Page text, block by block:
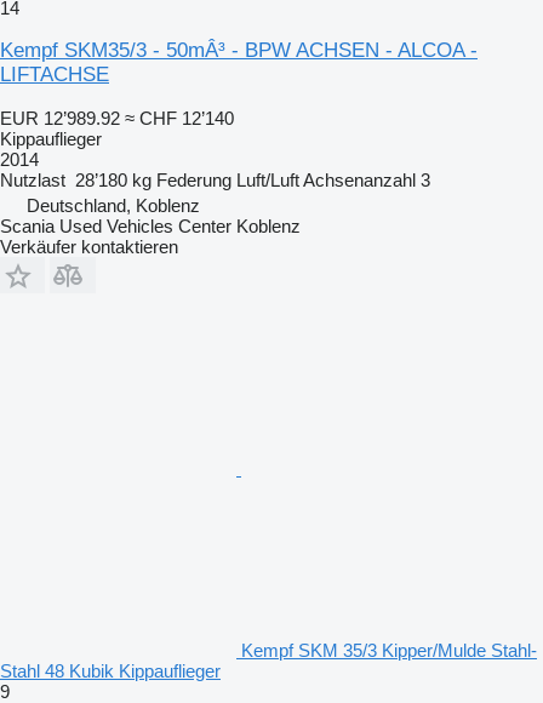
14
Kempf SKM35/3 - 50mÂ³ - BPW ACHSEN - ALCOA -
LIFTACHSE
EUR 12’989.92 ≈ CHF 12’140
Kippauflieger
2014
Nutzlast 28’180 kg Federung Luft/LuftAchsenanzahl 3
Deutschland, Koblenz
Scania Used Vehicles Center Koblenz
Verkäufer kontaktieren
Kempf SKM 35/3 Kipper/Mulde Stahl-
Stahl 48 Kubik Kippauflieger
9